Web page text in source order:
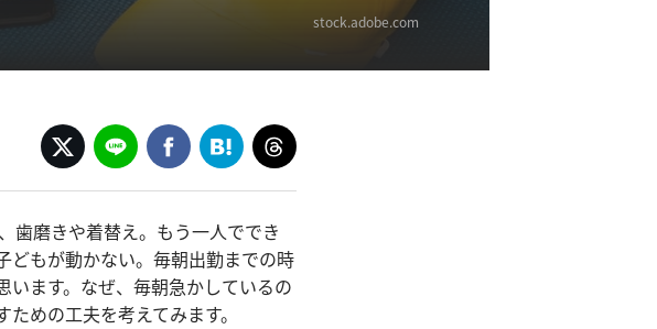
stock.adobe.com
歯磨きや着替え。もう一人ででき
どもが動かない。毎朝出勤までの時
ます。なぜ、毎朝急かしているの
めの工夫を考えてみます。